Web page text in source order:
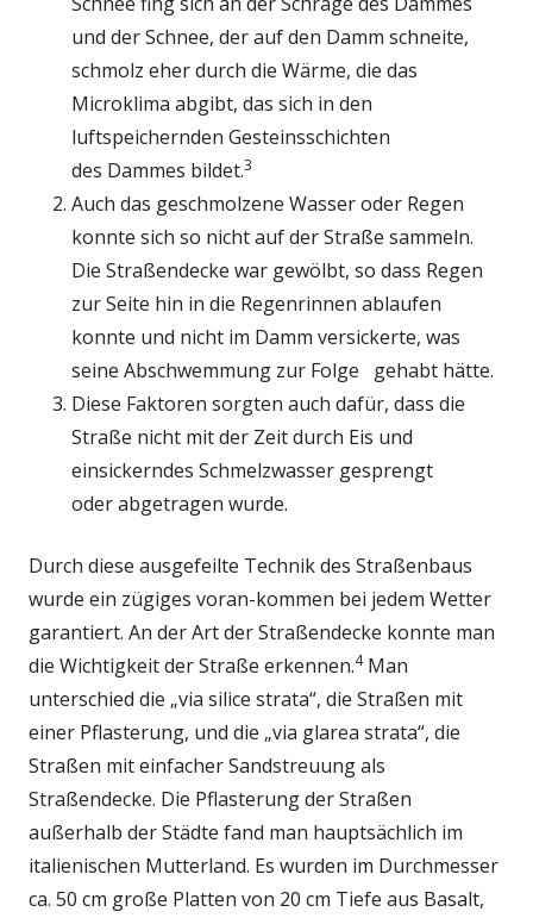
und der Schnee, der auf den Damm schneite,
schmolz eher durch die Wärme, die das
Microklima abgibt, das sich in den
luftspeichernden Gesteinsschichten
des Dammes bildet.3
Auch das geschmolzene Wasser oder Regen
konnte sich so nicht auf der Straße sammeln.
Die Straßendecke war gewölbt, so dass Regen
zur Seite hin in die Regenrinnen ablaufen
konnte und nicht im Damm versickerte, was
seine Abschwemmung zur Folge gehabt hätte.
Diese Faktoren sorgten auch dafür, dass die
Straße nicht mit der Zeit durch Eis und
einsickerndes Schmelzwasser gesprengt
oder abgetragen wurde.
Durch diese ausgefeilte Technik des Straßenbaus
wurde ein zügiges voran-kommen bei jedem Wetter
garantiert. An der Art der Straßendecke konnte man
die Wichtigkeit der Straße erkennen.4Man
unterschied die „via silice strata“, die Straßen mit
einer Pflasterung, und die „via glarea strata“, die
Straßen mit einfacher Sandstreuung als
Straßendecke. Die Pflasterung der Straßen
außerhalb der Städte fand man hauptsächlich im
italienischen Mutterland. Es wurden im Durchmesser
ca. 50 cm große Platten von 20 cm Tiefe aus Basalt,